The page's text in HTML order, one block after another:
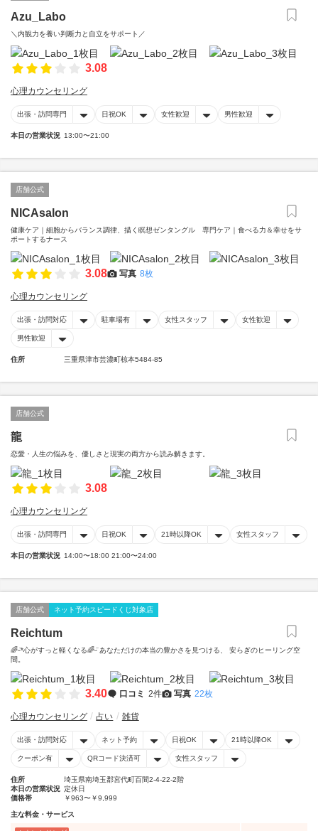
Azu_Labo
＼内観力を養い判断力と自立をサポート／
3.08
心理カウンセリング
出張・訪問専門 日祝OK 女性歓迎 男性歓迎
本日の営業状況 13:00〜21:00
店舗公式
NICAsalon
健康ケア｜細胞からバランス調律、描く瞑想ゼンタングル 専門ケア｜食べる力＆幸せをサ
ポートするナース
3.08 写真 8枚
心理カウンセリング
出張・訪問対応 駐車場有 女性スタッフ 女性歓迎
男性歓迎
住所 三重県津市芸濃町椋本5484-85
店舗公式
龍
恋愛・人生の悩みを、優しさと現実の両方から読み解きます。
3.08
心理カウンセリング
出張・訪問専門 日祝OK 21時以降OK 女性スタッフ
本日の営業状況 14:00〜18:00 21:00〜24:00
店舗公式 ネット予約スピードくじ対象店
Reichtum
🌈ᵕ̈*心がすっと軽くなる🌈ᵕ̈ あなただけの本当の豊かさを見つける、 安らぎのヒーリング空
間。
3.40 口コミ 2件 写真 22枚
心理カウンセリング 占い 雑貨
出張・訪問対応 ネット予約 日祝OK 21時以降OK
クーポン有 QRコード決済可 女性スタッフ
住所
埼玉県南埼玉郡宮代町百間2-4-22-2階
本日の営業状況 定休日
価格帯
￥963〜￥9,999
主な料金・サービス